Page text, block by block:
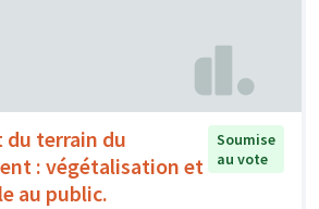
du terrain du
: végétalisation et
au public.
Soumise
au vote